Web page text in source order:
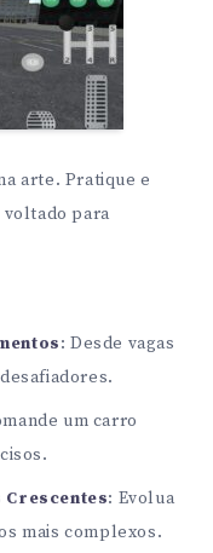
arte. Pratique e
voltado para
: Desde vagas
um carro
: Evolua
mais complexos.